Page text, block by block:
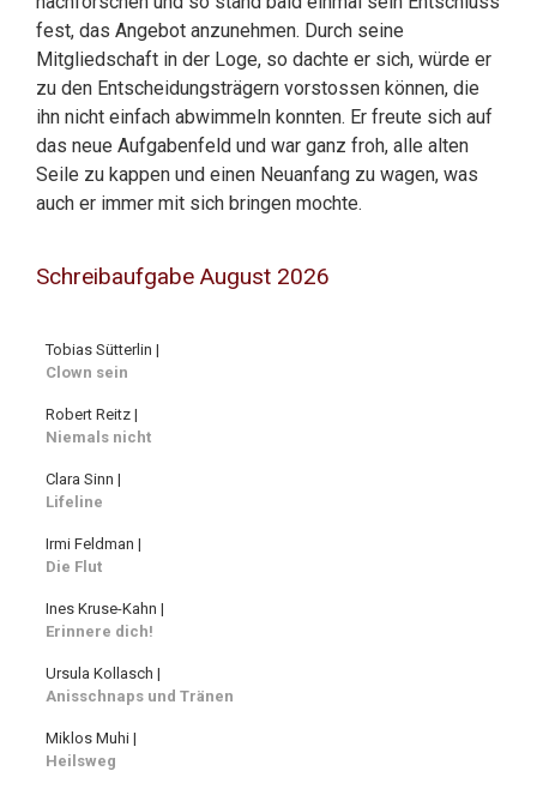
fest, das Angebot anzunehmen. Durch seine
Mitgliedschaft in der Loge, so dachte er sich, würde er
zu den Entscheidungsträgern vorstossen können, die
ihn nicht einfach abwimmeln konnten. Er freute sich auf
das neue Aufgabenfeld und war ganz froh, alle alten
Seile zu kappen und einen Neuanfang zu wagen, was
auch er immer mit sich bringen mochte.
Schreibaufgabe August 2026
Tobias Sütterlin |
Clown sein
Robert Reitz |
Niemals nicht
Clara Sinn |
Lifeline
Irmi Feldman |
Die Flut
Ines Kruse-Kahn |
Erinnere dich!
Ursula Kollasch |
Anisschnaps und Tränen
Miklos Muhi |
Heilsweg